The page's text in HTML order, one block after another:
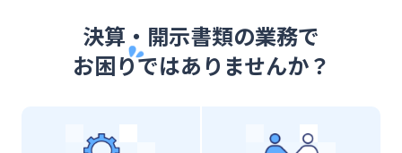
決算・開示書類の業務で
お困りではありませんか？